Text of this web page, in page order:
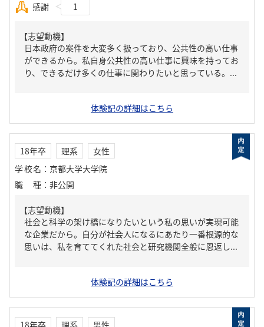
感謝
1
【志望動機】
日本政府の案件を大変多く扱っており、公共性の高い仕事
ができるから。私自身公共性の高い仕事に興味を持ってお
り、できるだけ多くの仕事に関わりたいと思っている。...
体験記の詳細はこちら
18年卒 理系
女性
学校名 ： 京都大学大学院
職種 ： 非公開
【志望動機】
社会と科学の架け橋になりたいという私の思いが実現可能
な企業だから。自分が社会人になるにあたり一番根源的な
思いは、私を育ててくれた社会と研究機関全般に恩返し...
体験記の詳細はこちら
18年卒 理系
男性